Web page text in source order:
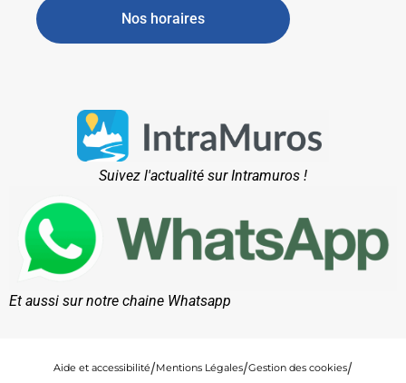
Nos horaires
Suivez l'actualité sur Intramuros !
Et aussi sur notre chaine Whatsapp
Aide et accessibilité Mentions Légales Gestion des cookies